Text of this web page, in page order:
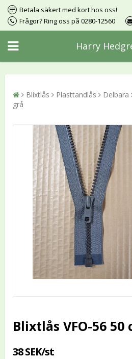
Betala säkert med kort hos oss!
Frågor? Ring oss på 0280-12560
Harry
Blixtlås Plasttandlås Delbara
grå
Blixtlås VFO-56 50
38 SEK/st